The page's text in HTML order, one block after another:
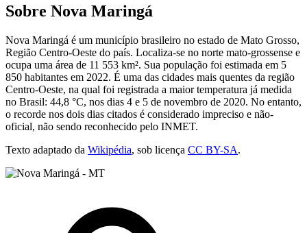
Sobre Nova Maringá
Nova Maringá é um município brasileiro no estado de Mato Grosso,
Região Centro-Oeste do país. Localiza-se no norte mato-grossense e
ocupa uma área de 11 553 km². Sua população foi estimada em 5
850 habitantes em 2022. É uma das cidades mais quentes da região
Centro-Oeste, na qual foi registrada a maior temperatura já medida
no Brasil: 44,8 °C, nos dias 4 e 5 de novembro de 2020. No entanto,
o recorde nos dois dias citados é considerado impreciso e não-
oficial, não sendo reconhecido pelo INMET.
Texto adaptado da Wikipédia, sob licença CC BY-SA.